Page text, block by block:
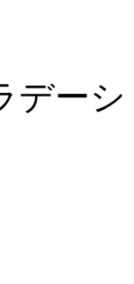
デー